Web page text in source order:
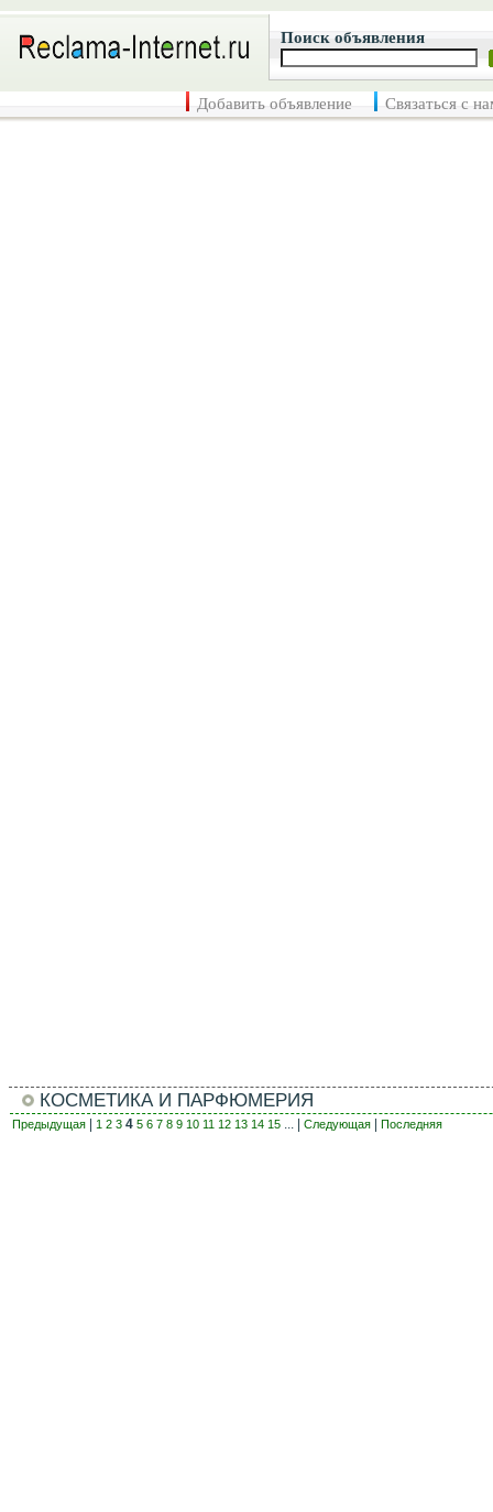
Поиск объявления
Добавить объявление Связаться с
КОСМЕТИКА И ПАРФЮМЕРИЯ
Предыдущая 1 2 3 4 5 6 7 8 9 10 11 12 13 14 15 ... | Следующая Последняя